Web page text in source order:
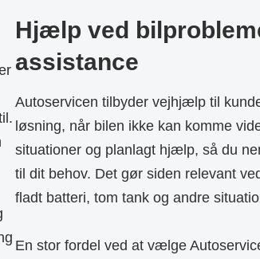
Hjælp ved
assistance
Autoservicen tilbyder vejhjælp til
løsning, når bilen ikke kan komme
situationer og planlagt hjælp, så du
til dit behov. Det gør siden relevant
fladt batteri, tom tank og andre
En stor fordel ved at vælge